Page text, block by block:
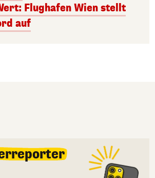
Flughafen Wien stellt
auf